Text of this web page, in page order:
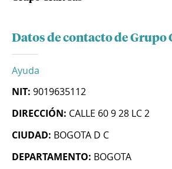
Datos de contacto de Grupo
Ayuda
NIT: 9019635112
DIRECCIÓN: CALLE 60 9 28 LC 2
CIUDAD: BOGOTA D C
DEPARTAMENTO: BOGOTA